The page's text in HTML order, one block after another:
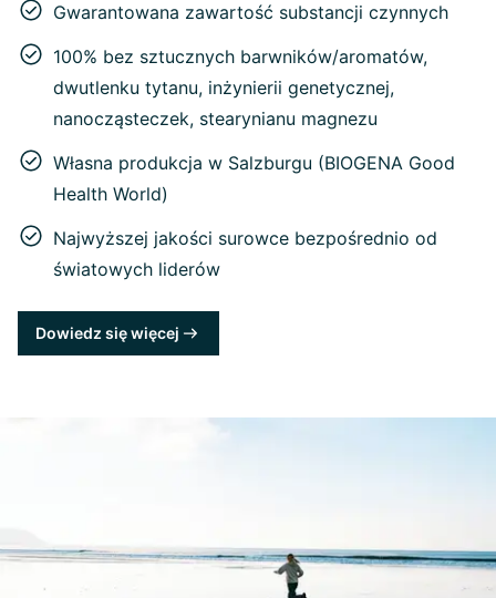
Gwarantowana zawartość substancji czynnych
100% bez sztucznych barwników/aromatów,
dwutlenku tytanu, inżynierii genetycznej,
nanocząsteczek, stearynianu magnezu
Własna produkcja w Salzburgu (BIOGENA Good
Health World)
Najwyższej jakości surowce bezpośrednio od
światowych liderów
Dowiedz się więcej